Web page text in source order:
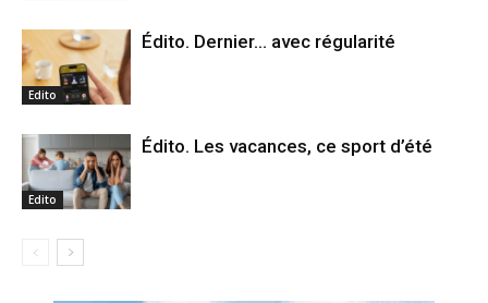
Edito
Édito. Dernier… avec régularité
Edito
Édito. Les vacances, ce sport d’été